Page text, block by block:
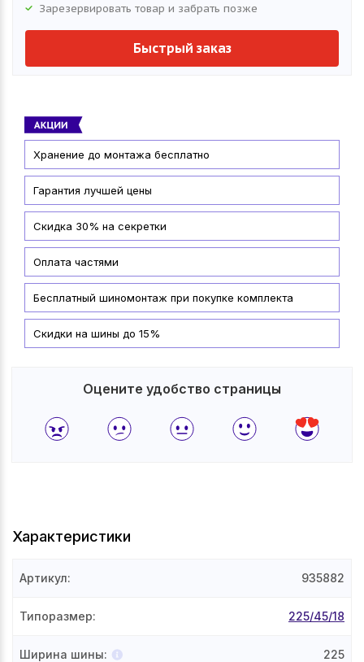
Зарезервировать товар и забрать позже
Быстрый заказ
Хранение до монтажа бесплатно
Гарантия лучшей цены
Скидка 30% на секретки
Оплата частями
Бесплатный шиномонтаж при покупке комплекта
Скидки на шины до 15%
Оцените удобство страницы
Характеристики
Артикул: 935882
Типоразмер: 225/45/18
Ширина шины: 225